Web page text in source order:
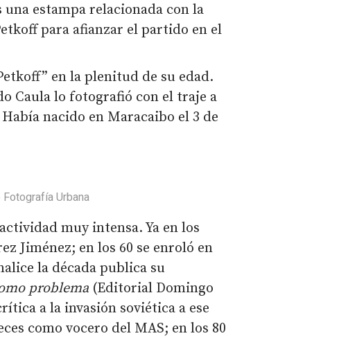
una estampa relacionada con la
para afianzar el partido en el
en la plenitud de su edad.
Caula lo fotografió con el traje a
nacido en Maracaibo el 3 de
Urbana
muy intensa. Ya en los
Jiménez; en los 60 se enroló en
la década publica su
problema (Editorial Domingo
a la invasión soviética a ese
como vocero del MAS; en los 80